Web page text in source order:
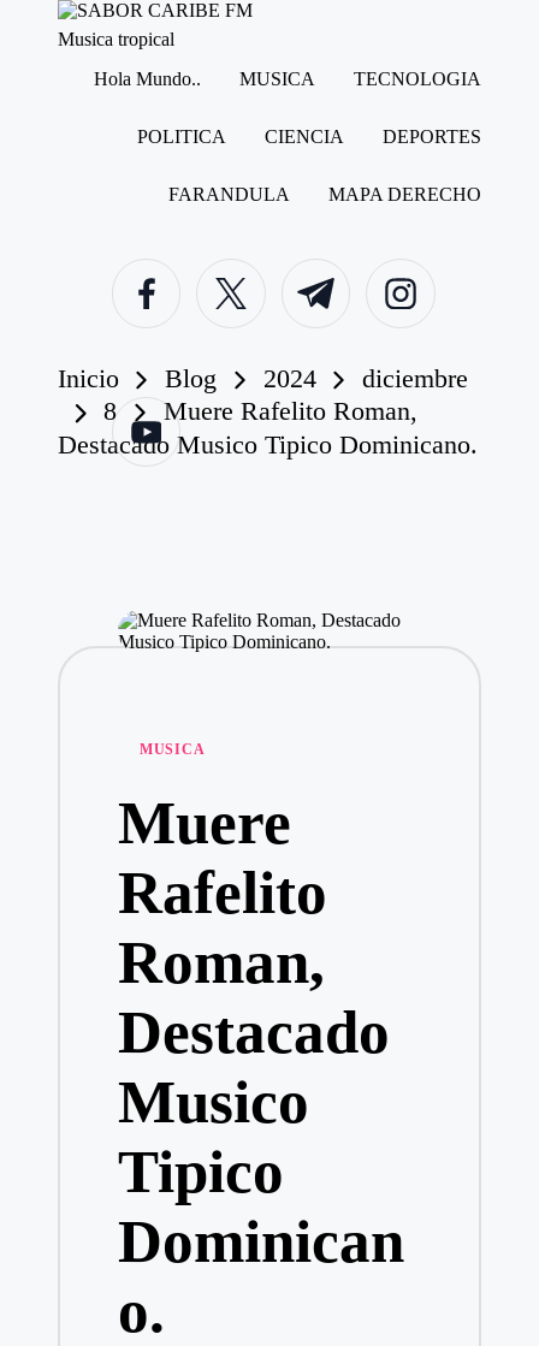
S
Musica tropical
Hola Mundo..
MUSICA TECNOLOGIA
POLITICA CIENCIA DEPORTES
FARANDULA MAPA DERECHO
facebook.comtwitter.com instagram.com
youtube.com
Inicio Blog 2024
diciembre
8
Muere Rafelito Roman,
Destacado Musico Tipico Dominicano.
Publicado
MUSICA
Muere
Rafelito
Roman,
Destacado
Musico
Tipico
Dominican
o.